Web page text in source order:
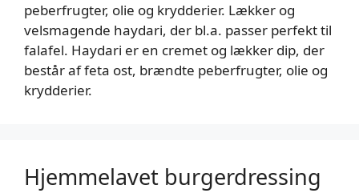
peberfrugter, olie og krydderier. Lækker og
velsmagende haydari, der bl.a. passer perfekt til
falafel. Haydari er en cremet og lækker dip, der
består af feta ost, brændte peberfrugter, olie og
krydderier.
Hjemmelavet burgerdressing